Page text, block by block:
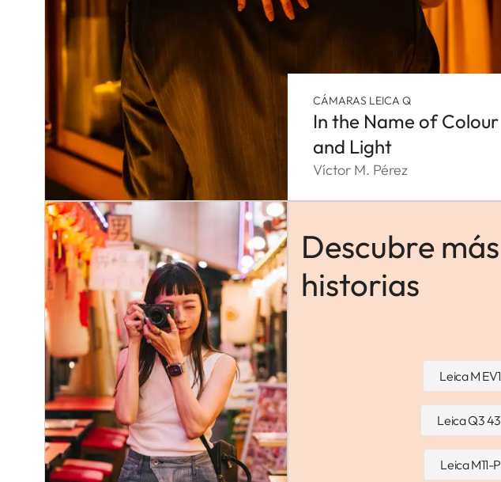
CÁMARAS LEICA Q
In the Name of Colour
and Light
Víctor M. Pérez
Descubre más
historias
Leica M EV1
Leica Q3 43
Leica M11-P